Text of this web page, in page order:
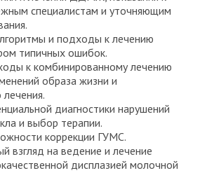
специалистам и уточняющим
и подходы к лечению
типичных ошибок.
к комбинированному лечению
образа жизни и
диагностики нарушений
и выбор терапии.
коррекции ГУМС.
взгляд на ведение и лечение
дисплазией молочной